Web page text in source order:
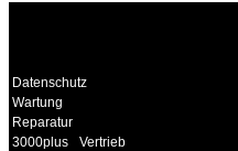
Datenschutz
Wartung
Reparatur
3000plus
Vertrieb